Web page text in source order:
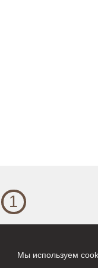
1
Выбор продукта
Из нашего портфолио
Мы используем